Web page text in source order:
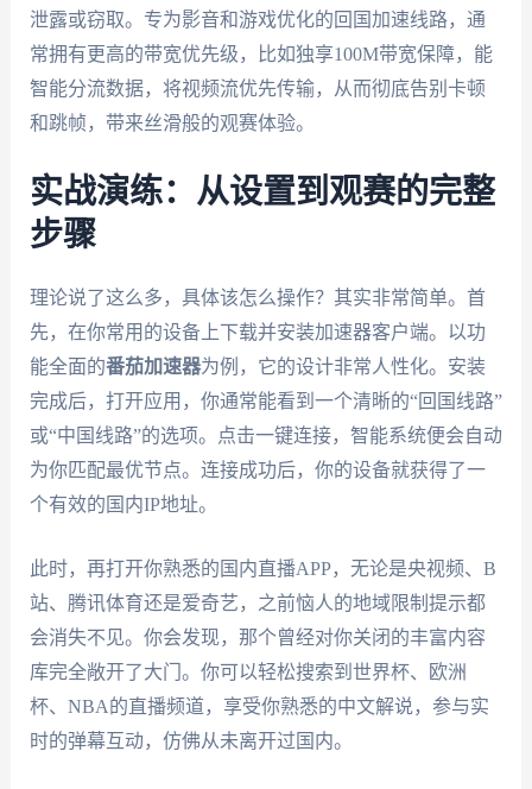
泄露或窃取。专为影音和游戏优化的回国加速线路，通
常拥有更高的带宽优先级，比如独享100M带宽保障，能
智能分流数据，将视频流优先传输，从而彻底告别卡顿
和跳帧，带来丝滑般的观赛体验。
实战演练：从设置到观赛的完整
步骤
理论说了这么多，具体该怎么操作？其实非常简单。首
先，在你常用的设备上下载并安装加速器客户端。以功
能全面的番茄加速器为例，它的设计非常人性化。安装
完成后，打开应用，你通常能看到一个清晰的“回国线路”
或“中国线路”的选项。点击一键连接，智能系统便会自动
为你匹配最优节点。连接成功后，你的设备就获得了一
个有效的国内IP地址。
此时，再打开你熟悉的国内直播APP，无论是央视频、B
站、腾讯体育还是爱奇艺，之前恼人的地域限制提示都
会消失不见。你会发现，那个曾经对你关闭的丰富内容
库完全敞开了大门。你可以轻松搜索到世界杯、欧洲
杯、NBA的直播频道，享受你熟悉的中文解说，参与实
时的弹幕互动，仿佛从未离开过国内。